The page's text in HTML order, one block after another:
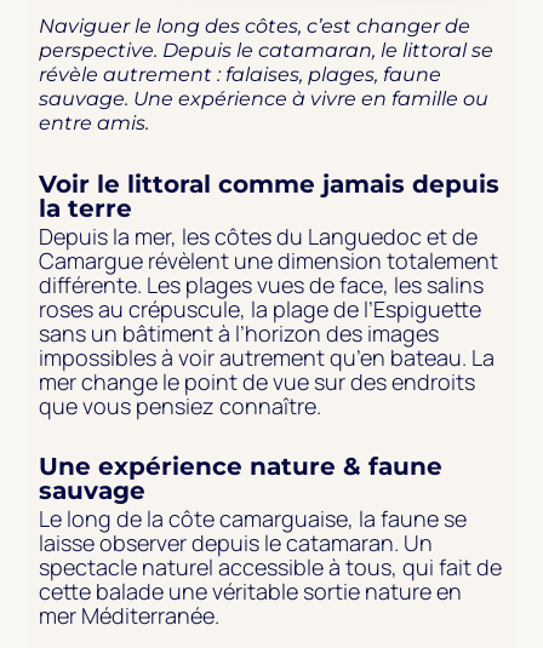
Naviguer le long des côtes, c’est changer de
perspective. Depuis le catamaran, le littoral se
révèle autrement : falaises, plages, faune
sauvage. Une expérience à vivre en famille ou
entre amis.
Voir le littoral comme jamais depuis
la terre
Depuis la mer, les côtes du Languedoc et de
Camargue révèlent une dimension totalement
différente. Les plages vues de face, les salins
roses au crépuscule, la plage de l’Espiguette
sans un bâtiment à l’horizon des images
impossibles à voir autrement qu’en bateau. La
mer change le point de vue sur des endroits
que vous pensiez connaître.
Une expérience nature & faune
sauvage
Le long de la côte camarguaise, la faune se
laisse observer depuis le catamaran. Un
spectacle naturel accessible à tous, qui fait de
cette balade une véritable sortie nature en
mer Méditerranée.